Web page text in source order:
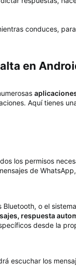
conduces,
en
Aquí tienes
los permisos
de
o el
respuesta
desde la
escuchar los